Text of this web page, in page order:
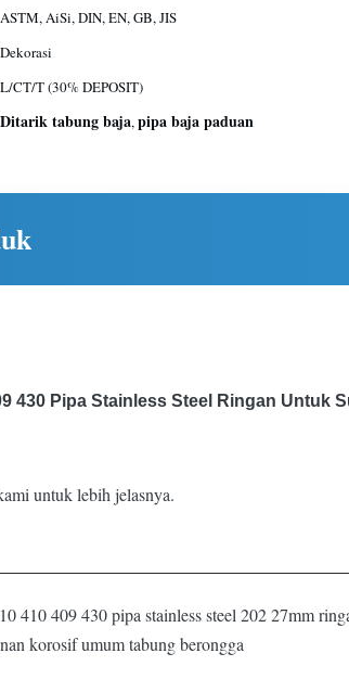
ASTM, AiSi, DIN, EN, GB, JIS
Dekorasi
L/CT/T (30% DEPOSIT)
Ditarik tabung baja,pipa baja paduan
430 Pipa Stainless Steel Ringan
untuk lebih jelasnya.
410 409 430 pipa stainless steel 202 27mm
korosif umum tabung berongga